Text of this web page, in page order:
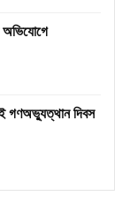
অভিযোগে
গণঅভ্যুত্থান দিবস